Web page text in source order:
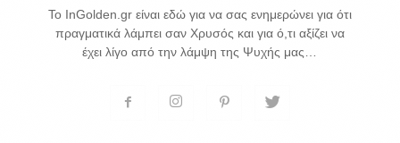
Το InGolden.gr είναι εδώ για να σας ενημερώνει για ότι
πραγματικά λάμπει σαν Χρυσός και για ό,τι αξίζει να
έχει λίγο από την λάμψη της Ψυχής μας…